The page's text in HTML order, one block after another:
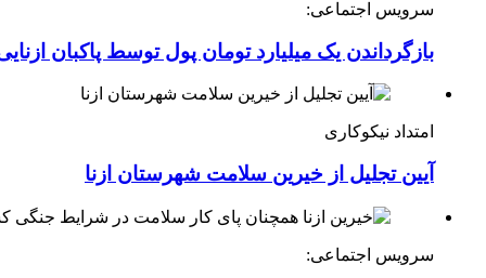
سرویس اجتماعی:
بازگرداندن یک میلیارد تومان پول توسط پاکبان
امتداد نیکوکاری
آیین تجلیل از خیرین سلامت شهرستان ازنا
سرویس اجتماعی: